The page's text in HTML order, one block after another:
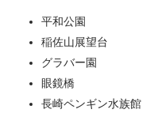
平和公園
稲佐山展望台
グラバー園
眼鏡橋
長崎ペンギン水族館